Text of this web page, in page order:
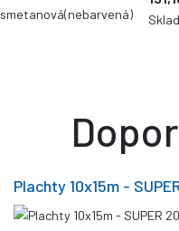
Plachty 10x15m -